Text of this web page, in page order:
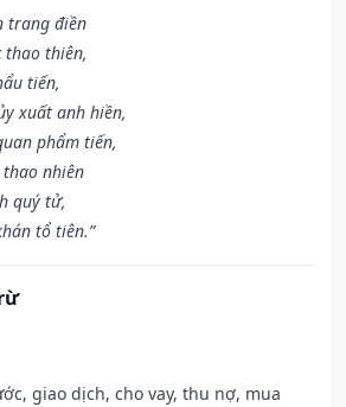
trang điền
thao thiên,
tiến,
xuất anh hiền,
phẩm tiến,
nhiên
quý tử,
tổ tiên.”
giao dịch, cho vay, thu nợ, mua